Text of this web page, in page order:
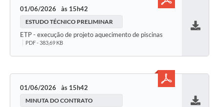
01/06/2026 15h42
ESTUDO TÉCNICO PRELIMINAR
ETP - execução de projeto aquecimento de piscinas
PDF - 383,69 KB
01/06/2026 15h42
MINUTA DO CONTRATO